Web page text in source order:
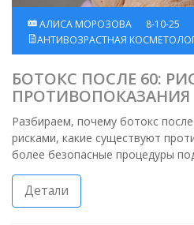
АЛИСА МОРОЗОВА
8-10-25
АНТИВОЗРАСТНАЯ
БОТОКС ПОСЛЕ 60:
ПРОТИВОПОКАЗАНИЯ
АЛЬТЕРНАТИВЫ
Разбираем, почему ботокс
рисками, какие существуют
более безопасные процедуры
Детали